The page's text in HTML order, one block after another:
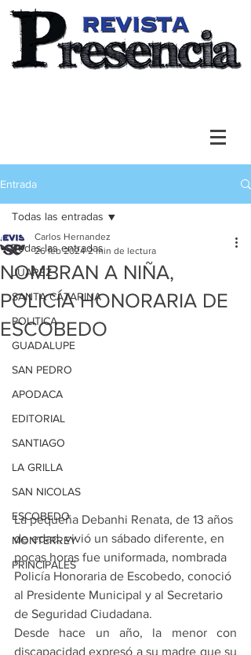
Entrada
Todas las entradas
JUAREZ
SANTA CATARINA
POLITICA
GUADALUPE
SAN PEDRO
APODACA
EDITORIAL
SANTIAGO
LA GRILLA
SAN NICOLAS
ESCOBEDO
MONTERREY
PRINCIPALES
Todas las entradas
NOMBRAN A NIÑA,
POLICÍA HONORARIA DE
ESCOBEDO
Carlos Hernandez
26 feb 2024 2 min de lectura
La pequeña Debanhi Renata, de 13 años
de edad, vivió un sábado diferente, en
pocas horas fue uniformada, nombrada
Policía Honoraria de Escobedo, conoció
al Presidente Municipal y al Secretario
de Seguridad Ciudadana.
Desde hace un año, la menor con
discapacidad expresó a su madre que su